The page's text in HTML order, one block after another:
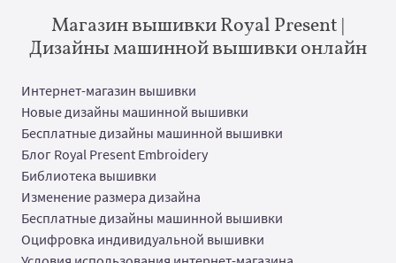
Магазин вышивки Royal Present |
Дизайны машинной вышивки онлайн
Интернет-магазин вышивки
Новые дизайны машинной вышивки
Бесплатные дизайны машинной вышивки
Блог Royal Present Embroidery
Библиотека вышивки
Изменение размера дизайна
Бесплатные дизайны машинной вышивки
Оцифровка индивидуальной вышивки